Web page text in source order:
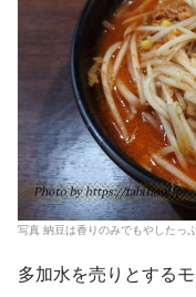
写真 納豆は香りのみでもやしたっ
多加水を売りとする